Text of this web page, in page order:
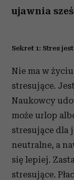
ujawnia
Sekret 1: Stres
Nie ma w
stresujące.
Naukowcy
może urlop
stresujące dla
neutralne, a
się lepiej.
stresujące.